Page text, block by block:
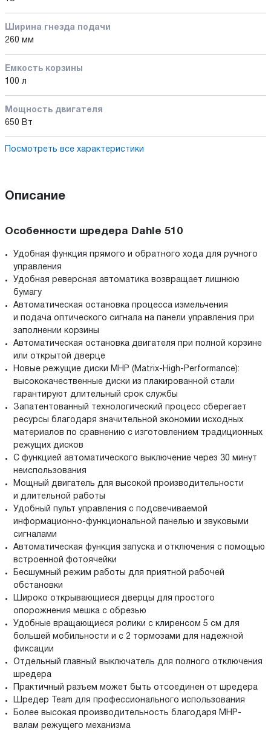
Ширина гнезда подачи
260 мм
Емкость корзины
100 л
Мощность двигателя
650 Вт
Посмотреть все характеристики
Описание
Особенности шредера Dahle 510
Удобная функция прямого и обратного хода для ручного
управления
Удобная реверсная автоматика возвращает лишнюю
бумагу
Автоматическая остановка процесса измельчения
и подача оптического сигнала на панели управления при
заполнении корзины
Автоматическая остановка двигателя при полной корзине
или открытой дверце
Новые режущие диски MHP (Matrix-High-Performance):
высококачественные диски из плакированной стали
гарантируют длительный срок службы
Запатентованный технологический процесс сберегает
ресурсы благодаря значительной экономии исходных
материалов по сравнению с изготовлением традиционных
режущих дисков
С функцией автоматического выключение через 30 минут
неиспользования
Мощный двигатель для высокой производительности
и длительной работы
Удобный пульт управления с подсвечиваемой
информационно-функциональной панелью и звуковыми
сигналами
Автоматическая функция запуска и отключения с помощью
встроенной фотоячейки
Бесшумный режим работы для приятной рабочей
обстановки
Широко открывающиеся дверцы для простого
опорожнения мешка с обрезью
Удобные вращающиеся ролики с клиренсом 5 см для
большей мобильности и с 2 тормозами для надежной
фиксации
Отдельный главный выключатель для полного отключения
шредера
Практичный разъем может быть отсоединен от шредера
Шредер Team для профессионального использования
Более высокая производительность благодаря MHP-
валам режущего механизма